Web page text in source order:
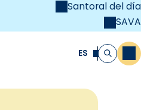
Santoral del día
SAVA
ES Buscar